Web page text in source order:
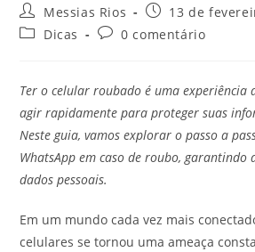
Autor
do
post:
Messias Rios
Post
publicado:
13 de
Categoria
Dicas
Comentários
0 comentário
Ter o celular roubado é uma experiência
agir rapidamente para proteger suas
Neste guia, vamos explorar o passo a
WhatsApp em caso de roubo, garantindo
dados pessoais.
Em um mundo cada vez mais
celulares se tornou uma ameaça